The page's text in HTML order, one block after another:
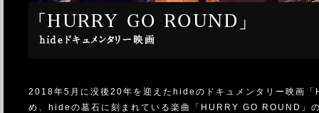
2018年5月に没後20年を迎えたhideのドキュメンタリー映画
め、hideの墓石に刻まれている楽曲「HURRY GO ROUND」